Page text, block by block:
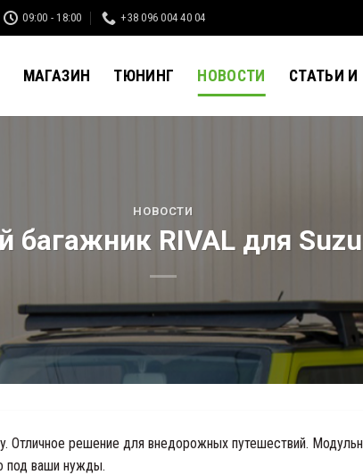
09:00 - 18:00 +38 096 004 40 04
МАГАЗИН ТЮНИНГ НОВОСТИ СТАТЬИ
НОВОСТИ
багажник RIVAL для
Отличное решение для внедорожных путешествий.
под ваши нужды.